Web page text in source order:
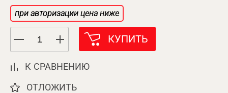
при авторизации цена ниже
КУПИТЬ
К СРАВНЕНИЮ
ОТЛОЖИТЬ